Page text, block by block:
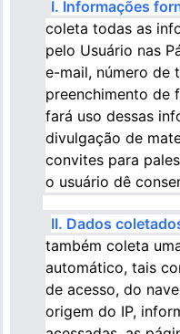
I. Informações
coleta todas as
pelo Usuário nas
e-mail, número de
preenchimento de
fará uso dessas
divulgação de
convites para
o usuário dê
II. Dados
também coleta
automático, tais
de acesso, do
origem do IP,